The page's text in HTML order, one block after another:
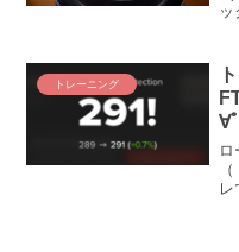
ッ
う
トレーニング
∀